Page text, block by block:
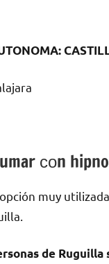
сοn
muy
dе